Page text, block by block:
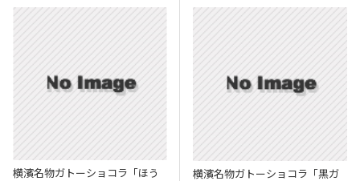
横濱名物ガトーショコラ「ほう
横濱名物ガトーショコラ「黒ガ